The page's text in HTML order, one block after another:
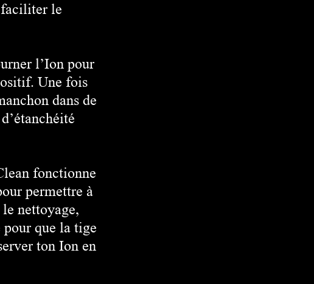
faciliter le
l’Ion pour
Une fois
dans de
fonctionne
permettre à
nettoyage,
pour que la tige
ton Ion en